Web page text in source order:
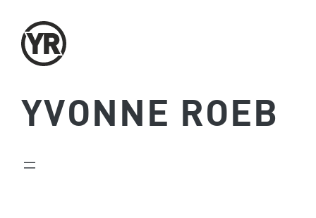
Inhalt
springen
YVONNE ROEB